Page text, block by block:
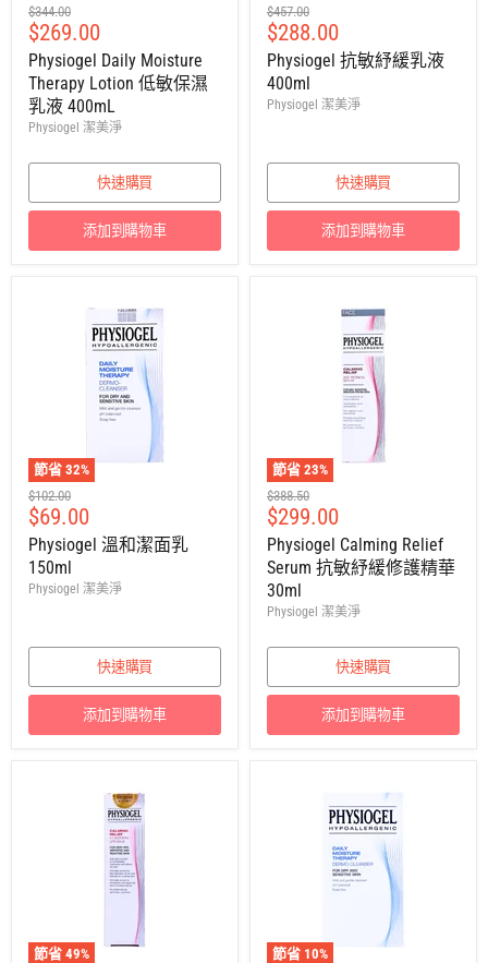
建
議
零
售
價
$344.00
售
價
$269.00
Physiogel Daily Moisture
Therapy Lotion 低敏保濕
乳液 400mL
Physiogel 潔美淨
快速購買
添加到購物車
建
議
零
售
價
$457.00
售
價
$288.00
Physiogel 抗敏紓緩乳液
400ml
Physiogel 潔美淨
快速購買
添加到購物車
節省 32%
建
議
零
售
價
$102.00
售
價
$69.00
Physiogel 溫和潔面乳
150ml
Physiogel 潔美淨
快速購買
添加到購物車
節省 23%
建
議
零
售
價
$388.50
售
價
$299.00
Physiogel Calming Relief
Serum 抗敏紓緩修護精華
30ml
Physiogel 潔美淨
快速購買
添加到購物車
節省 49%
節省 10%